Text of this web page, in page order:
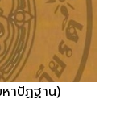
าปัฏฐาน)